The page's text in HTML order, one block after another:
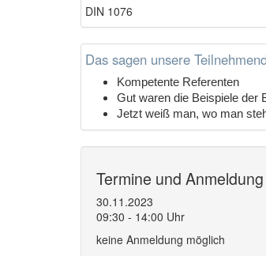
DIN 1076
Das sagen unsere
Kompetente Referenten
Gut waren die Beispiele der
Jetzt weiß man, wo man
Termine und Anmeldung
30.11.2023
09:30 - 14:00 Uhr
keine Anmeldung möglich